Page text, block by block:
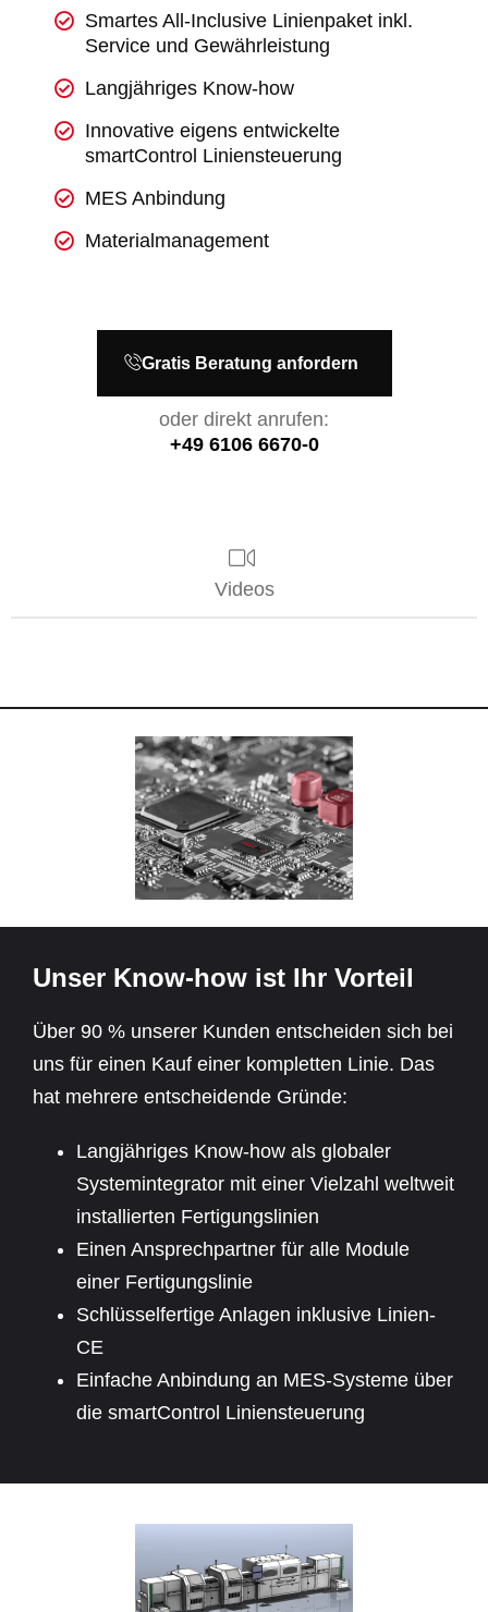
Smartes All-Inclusive Linienpaket inkl.
Service und Gewährleistung
Langjähriges Know-how
Innovative eigens entwickelte
smartControl Liniensteuerung
MES Anbindung
Materialmanagement
Gratis Beratung anfordern
oder direkt anrufen:
+49 6106 6670-0
Videos
Unser Know-how ist Ihr Vorteil
Über 90 % unserer Kunden entscheiden sich bei
uns für einen Kauf einer kompletten Linie. Das
hat mehrere entscheidende Gründe:
Langjähriges Know-how als globaler
Systemintegrator mit einer Vielzahl weltweit
installierten Fertigungslinien
Einen Ansprechpartner für alle Module
einer Fertigungslinie
Schlüsselfertige Anlagen inklusive Linien-
CE
Einfache Anbindung an MES-Systeme über
die smartControl Liniensteuerung